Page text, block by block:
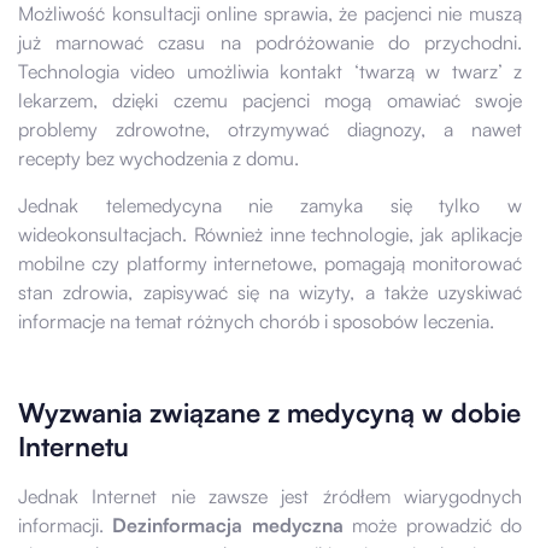
Możliwość konsultacji online sprawia, że pacjenci nie muszą
już marnować czasu na podróżowanie do przychodni.
Technologia video umożliwia kontakt ‘twarzą w twarz’ z
lekarzem, dzięki czemu pacjenci mogą omawiać swoje
problemy zdrowotne, otrzymywać diagnozy, a nawet
recepty bez wychodzenia z domu.
Jednak telemedycyna nie zamyka się tylko w
wideokonsultacjach. Również inne technologie, jak aplikacje
mobilne czy platformy internetowe, pomagają monitorować
stan zdrowia, zapisywać się na wizyty, a także uzyskiwać
informacje na temat różnych chorób i sposobów leczenia.
Wyzwania związane z medycyną w dobie
Internetu
Jednak Internet nie zawsze jest źródłem wiarygodnych
informacji. Dezinformacja medyczna może prowadzić do